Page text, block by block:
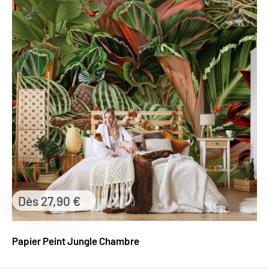
Papier Peint Jungle Chambre
Prix
réduit
Dès 27,90 €